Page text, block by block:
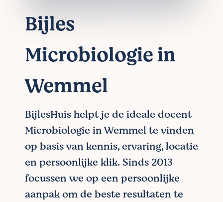
Bijles
Microbiologie in
Wemmel
BijlesHuis helpt je de ideale docent
Microbiologie in Wemmel te vinden
op basis van kennis, ervaring, locatie
en persoonlijke klik. Sinds 2013
focussen we op een persoonlijke
aanpak om de beste resultaten te